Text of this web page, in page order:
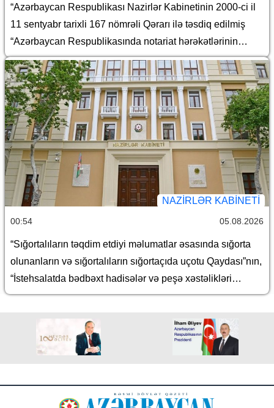
“Azərbaycan Respublikası Nazirlər Kabinetinin 2000-ci il
11 sentyabr tarixli 167 nömrəli Qərarı ilə təsdiq edilmiş
“Azərbaycan Respublikasında notariat hərəkətlərinin
aparılması qaydaları haqqında Təlimat”da dəyişiklik
edilməsi barədə
NAZIRLƏR KABINETI
00:54 05.08.2026
“Sığortalıların təqdim etdiyi məlumatlar əsasında sığorta
olunanların və sığortalıların sığortaçıda uçotu Qaydası”nın,
“İstehsalatda bədbəxt hadisələr və peşə xəstəlikləri
nəticəsində peşə əmək qabiliyyətinin itirilməsi hallarından
Qanununun 2-1.1-ci maddəsində nəzərdə tutulan sığorta
olunanlara münasibətdə sığorta məbləğinin
qabiliyyətinin itirilməsi hallarından icbari sığorta haqqında”